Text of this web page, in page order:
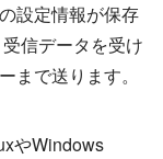
設定情報が保存
信データを受け
まで送ります。
やWindows